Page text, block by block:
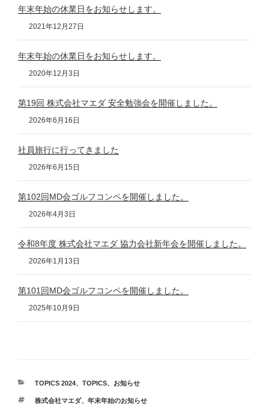
年末年始の休業日をお知らせします。
2021年12月27日
年末年始の休業日をお知らせします。
2020年12月3日
第19回 株式会社マエダ 安全勉強会を開催しました。
2026年6月16日
社員旅行に行ってきました
2026年6月15日
第102回MD会ゴルフコンペを開催しました。
2026年4月3日
令和8年度 株式会社マエダ 協力会社新年会を開催しました。
2026年1月13日
第101回MD会ゴルフコンペを開催しました。
2025年10月9日
カ
ゴ
TOPICS 2024、 TOPICS、 お知らせ
タ
株式会社マエダ、 年末年始のお知らせ